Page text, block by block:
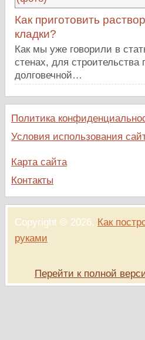
Как приготовить
кладки?
Как мы уже говорили в
стенах, для строительства
долговечной…
Политика
Условия использования
Карта сайта
Контакты
Copyright © 2026. Как
руками.
Перейти к полной